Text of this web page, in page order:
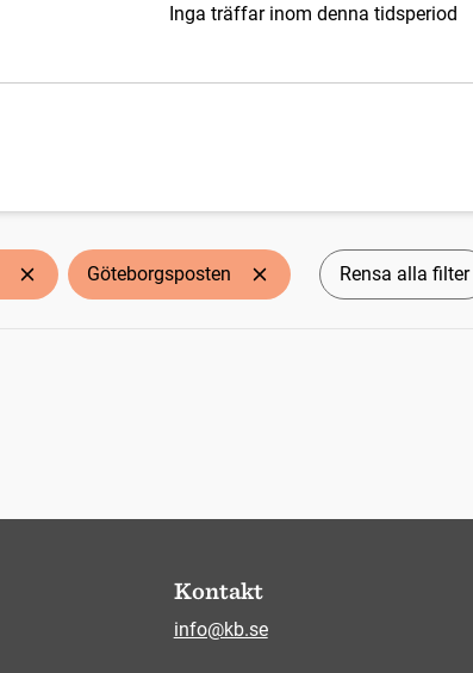
Inga träffar inom denna tidsperiod
Göteborgsposten Rensa alla filter
Kontakt
info@kb.se